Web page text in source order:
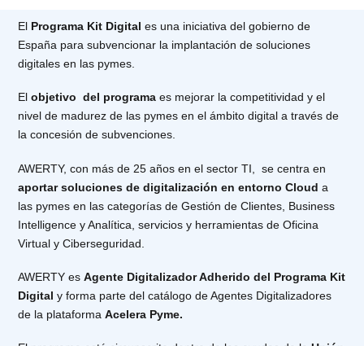
El Programa Kit Digital es una iniciativa del gobierno de
España para subvencionar la implantación de soluciones
digitales en las pymes.
Elobjetivo del programa es mejorar la competitividad y el
nivel de madurez de las pymes en el ámbito digital a través de
la concesión de subvenciones.
AWERTY, con más de 25 años en el sector TI, se centra en
aportar soluciones de digitalización en entorno Cloud a
las pymes en las categorías de Gestión de Clientes, Business
Intelligence y Analítica, servicios y herramientas de Oficina
Virtual y Ciberseguridad.
AWERTY esAgente Digitalizador Adherido del Programa Kit
Digital y forma parte del catálogo de Agentes Digitalizadores
de la plataformaAcelera Pyme.